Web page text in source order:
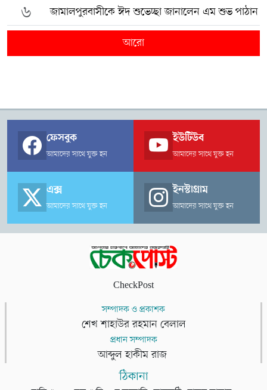
৬ জামালপুরবাসীকে ঈদ শুভেচ্ছা জানালেন এম শুভ পাঠান
আরো
ফেসবুক
আমাদের সাথে যুক্ত হন
ইউটিউব
আমাদের সাথে যুক্ত হন
এক্স
আমাদের সাথে যুক্ত হন
ইনস্টাগ্রাম
আমাদের সাথে যুক্ত হন
CheckPost
সম্পাদক ও প্রকাশক
শেখ শাহাউর রহমান বেলাল
প্রধান সম্পাদক
আব্দুল হাকীম রাজ
ঠিকানা